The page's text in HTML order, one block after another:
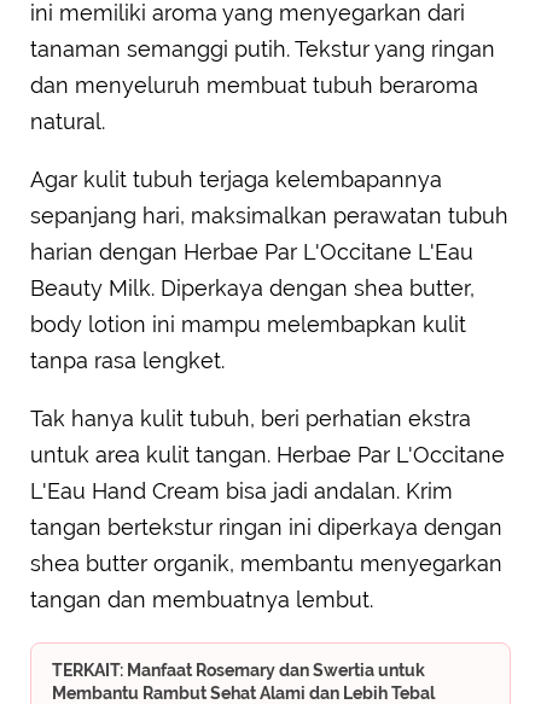
ini memiliki aroma yang menyegarkan dari
tanaman semanggi putih. Tekstur yang ringan
dan menyeluruh membuat tubuh beraroma
natural.
Agar kulit tubuh terjaga kelembapannya
sepanjang hari, maksimalkan perawatan tubuh
harian dengan Herbae Par L'Occitane L'Eau
Beauty Milk. Diperkaya dengan shea butter,
body lotion ini mampu melembapkan kulit
tanpa rasa lengket.
Tak hanya kulit tubuh, beri perhatian ekstra
untuk area kulit tangan. Herbae Par L'Occitane
L'Eau Hand Cream bisa jadi andalan. Krim
tangan bertekstur ringan ini diperkaya dengan
shea butter organik, membantu menyegarkan
tangan dan membuatnya lembut.
TERKAIT: Manfaat Rosemary dan Swertia untuk
Membantu Rambut Sehat Alami dan Lebih Tebal